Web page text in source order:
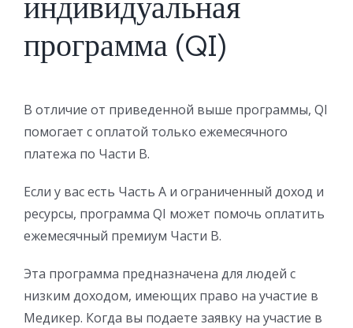
программа (QI)
В отличие от приведенной выше программы, QI
помогает с оплатой только ежемесячного
платежа по Части B.
Если у вас есть Часть A и ограниченный доход и
ресурсы, программа QI может помочь оплатить
ежемесячный премиум Части B.
Эта программа предназначена для людей с
низким доходом, имеющих право на участие в
Медикер. Когда вы подаете заявку на участие в